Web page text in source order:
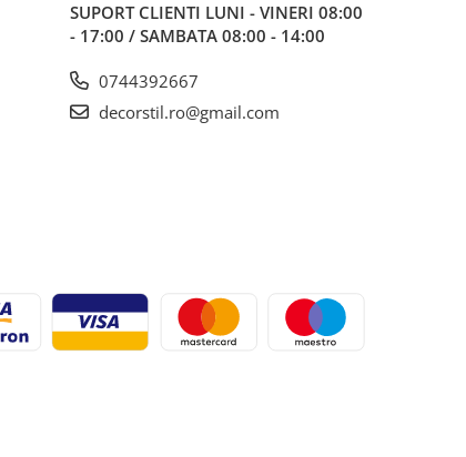
SUPORT CLIENTI LUNI - VINERI 08:00
- 17:00 / SAMBATA 08:00 - 14:00
0744392667
decorstil.ro@gmail.com